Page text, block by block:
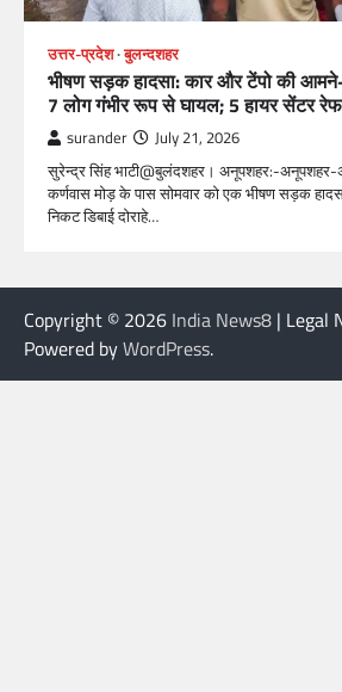
उत्तर-प्रदेश बुलन्दशहर
भीषण सड़क हादसा: कार और टेंपो की
7 लोग गंभीर रूप से घायल; 5 हायर सेंटर
surander July 21, 2026
सुरेन्द्र सिंह भाटी@बुलंदशहर। अनूपशहर:-अनूपशहर-
कर्णवास मोड़ के पास सोमवार को एक भीषण सड़क
निकट डिबाई दोराहे…
Copyright © 2026 India News8 | Legal
Powered byWordPress.